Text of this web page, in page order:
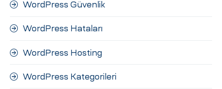
WordPress Güvenlik
WordPress Hataları
WordPress Hosting
WordPress Kategorileri